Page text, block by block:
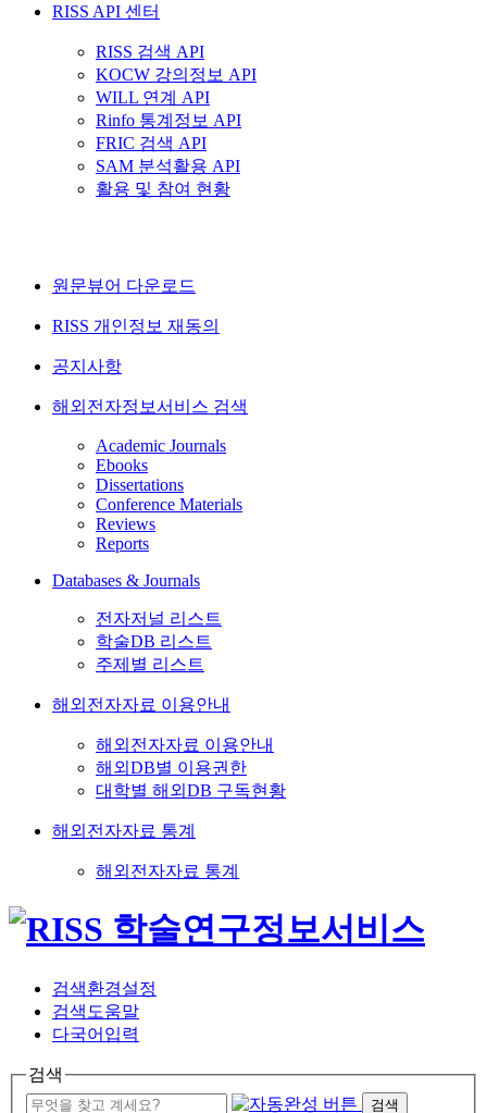
RISS API 센터
RISS 검색 API
KOCW 강의정보 API
WILL 연계 API
Rinfo 통계정보 API
FRIC 검색 API
SAM 분석활용 API
활용 및 참여 현황
원문뷰어 다운로드
RISS 개인정보 재동의
공지사항
해외전자정보서비스 검색
Academic Journals
Ebooks
Dissertations
Conference Materials
Reviews
Reports
Databases & Journals
전자저널 리스트
학술DB 리스트
주제별 리스트
해외전자자료 이용안내
해외전자자료 이용안내
해외DB별 이용권한
대학별 해외DB 구독현황
해외전자자료 통계
해외전자자료 통계
검색환경설정
검색도움말
다국어입력
검색
검색